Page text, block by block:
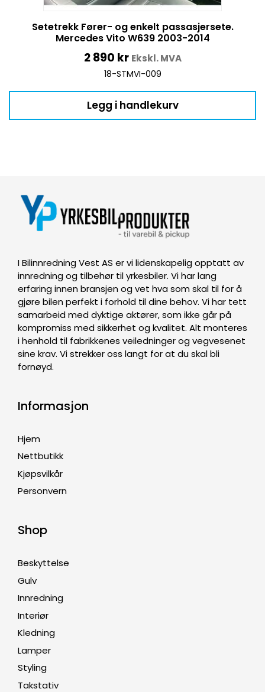
Setetrekk Fører- og enkelt passasjersete.
Mercedes Vito W639 2003-2014
2 890 kr Ekskl. MVA
18-STMVI-009
Legg i handlekurv
I Bilinnredning Vest AS er vi lidenskapelig opptatt av
innredning og tilbehør til yrkesbiler. Vi har lang
erfaring innen bransjen og vet hva som skal til for å
gjøre bilen perfekt i forhold til dine behov. Vi har tett
samarbeid med dyktige aktører, som ikke går på
kompromiss med sikkerhet og kvalitet. Alt monteres
i henhold til fabrikkenes veiledninger og vegvesenet
sine krav. Vi strekker oss langt for at du skal bli
fornøyd.
Informasjon
Hjem
Nettbutikk
Kjøpsvilkår
Personvern
Shop
Beskyttelse
Gulv
Innredning
Interiør
Kledning
Lamper
Styling
Takstativ